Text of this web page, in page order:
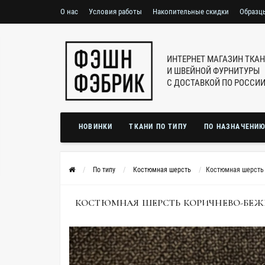
О нас Условия работы Накопительные скидки
ИНТЕРНЕТ МАГАЗИН
И ШВЕЙНОЙ ФУРНИТУРЫ
С ДОСТАВКОЙ ПО РОССИИ
НОВИНКИ ТКАНИ ПО ТИПУ ПО
По типу Костюмная шерсть Костюмная
КОСТЮМНАЯ ШЕРСТЬ КОРИЧНЕВО-